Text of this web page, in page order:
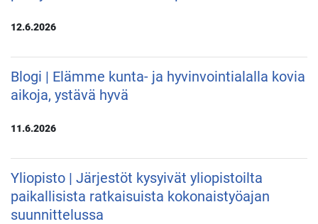
12.6.2026
Blogi | Elämme kunta- ja hyvinvointialalla kovia
aikoja, ystävä hyvä
11.6.2026
Yliopisto | Järjestöt kysyivät yliopistoilta
paikallisista ratkaisuista kokonaistyöajan
suunnittelussa